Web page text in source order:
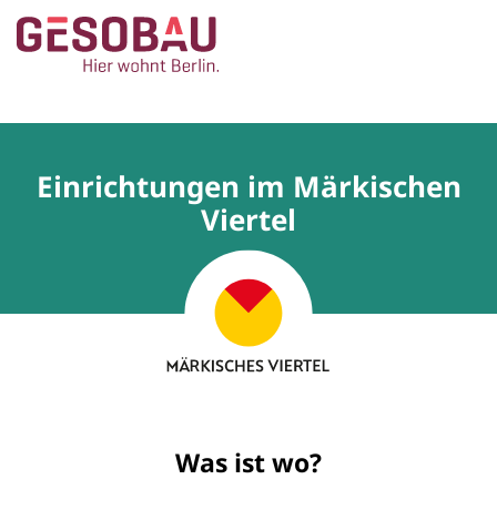
ZUM HAUPTINHALT SPRINGEN
Zur Startseite
Einrichtungen im Märkischen
Viertel
Was ist wo?